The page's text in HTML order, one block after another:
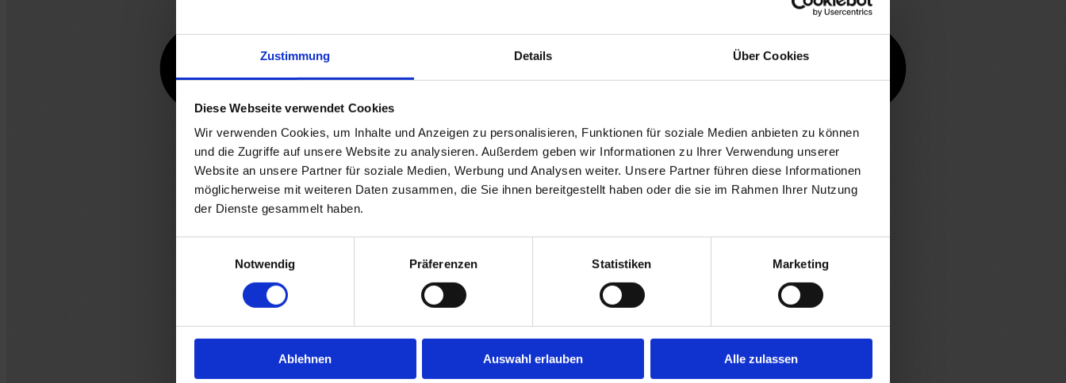
Zustimmung Details Über Cookies
Diese Webseite verwendet Cookies
Wir verwenden Cookies, um Inhalte und Anzeigen zu personalisieren, Funktionen für soziale Medien anbieten zu können
und die Zugriffe auf unsere Website zu analysieren. Außerdem geben wir Informationen zu Ihrer Verwendung unserer
Website an unsere Partner für soziale Medien, Werbung und Analysen weiter. Unsere Partner führen diese Informationen
möglicherweise mit weiteren Daten zusammen, die Sie ihnen bereitgestellt haben oder die sie im Rahmen Ihrer Nutzung
der Dienste gesammelt haben.
Notwendig
Präferenzen Statistiken Marketing
Ablehnen Auswahl erlauben Alle zulassen